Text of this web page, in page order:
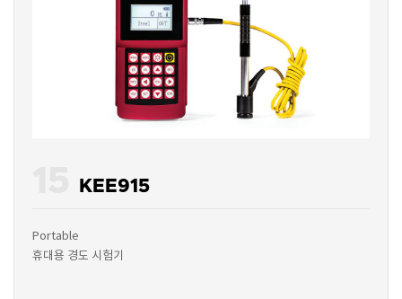
KEE915
Portable
휴대용 경도 시험기